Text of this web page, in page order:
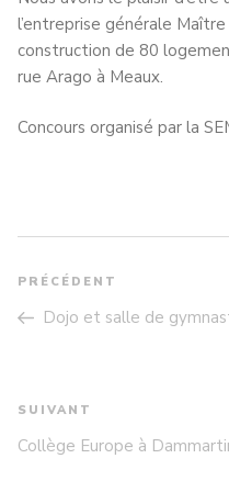
l’entreprise générale
construction de 80
rue Arago à Meaux.
Concours organisé par la
DE
Article
précédent
PRÉCÉDENT
Dojo et salle de
Article
suivant
SUIVANT
Collège Europe à